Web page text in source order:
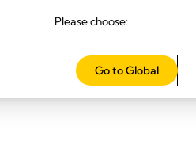
Richtlinie
Please choose:
Go to Global